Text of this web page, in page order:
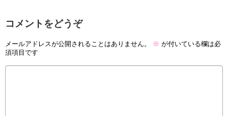
コメントをどうぞ
メールアドレスが公開されることはありません。 ※ が付いている欄は必
須項目です